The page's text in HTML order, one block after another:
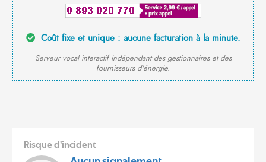
Coût fixe et unique : aucune facturation à la minute.
Serveur vocal interactif indépendant des gestionnaires et des
fournisseurs d'énergie.
Risque d'incident